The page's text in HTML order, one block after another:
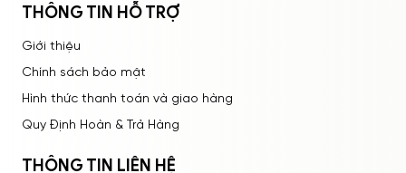
THÔNG TIN HỖ TRỢ
Giới thiệu
Chính sách bảo mật
Hình thức thanh toán và giao hàng
Quy Định Hoàn & Trả Hàng
THÔNG TIN LIÊN HỆ